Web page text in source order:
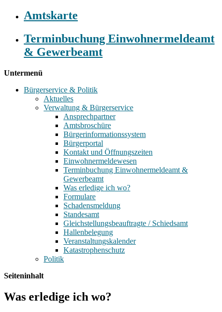
Amtskarte
Terminbuchung Einwohnermeldeamt
& Gewerbeamt
Untermenü
Bürgerservice & Politik
Aktuelles
Verwaltung & Bürgerservice
Ansprechpartner
Amtsbroschüre
Bürgerinformationssystem
Bürgerportal
Kontakt und Öffnungszeiten
Einwohnermeldewesen
Terminbuchung Einwohnermeldeamt &
Gewerbeamt
Was erledige ich wo?
Formulare
Schadensmeldung
Standesamt
Gleichstellungsbeauftragte / Schiedsamt
Hallenbelegung
Veranstaltungskalender
Katastrophenschutz
Politik
Seiteninhalt
Was erledige ich wo?